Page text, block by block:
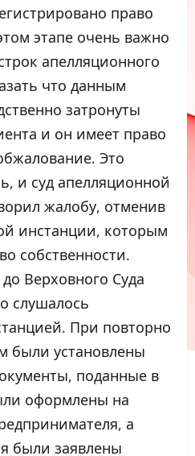
право
этапе очень важно
апелляционного
что данным
затронуты
и он имеет право
Это
и суд апелляционной
жалобу, отменив
инстанции, которым
собственности.
Верховного Суда
слушалось
При повторно
были установлены
поданные в
оформлены на
а
были заявлены